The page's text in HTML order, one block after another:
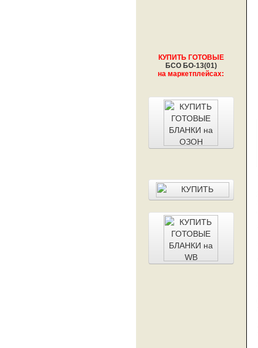
КУПИТЬ ГОТОВЫЕ
БСО БО-13(01)
на маркетплейсах: